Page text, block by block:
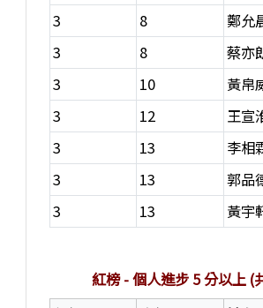
3
8
鄭允
3
8
蔡亦
3
10
黃帛
3
12
王宣
3
13
李相
3
13
郭品
3
13 黃宇
紅榜 - 個人進步 5 分以上 (